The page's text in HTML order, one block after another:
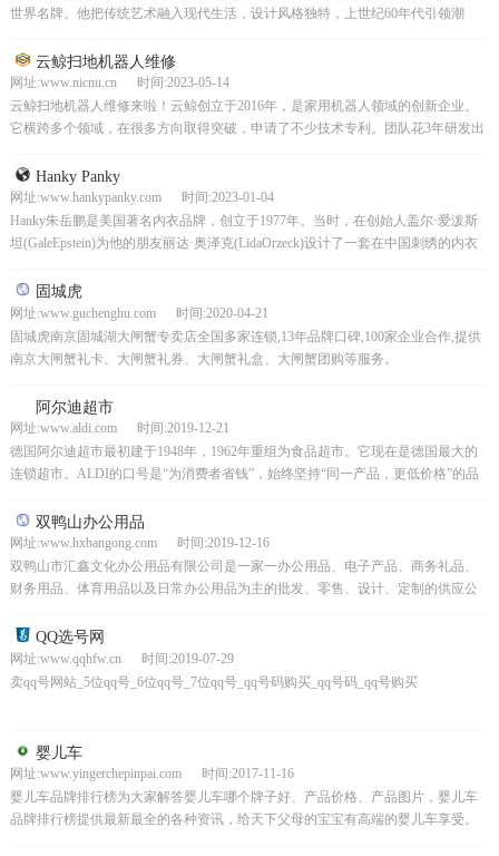
世界名牌。他把传统艺术融入现代生活，设计风格独特，上世纪60年代引领潮
云鲸扫地机器人维修
网址:www.nicnu.cn 时间:2023-05-14
云鲸扫地机器人维修来啦！云鲸创立于2016年，是家用机器人领域的创新企业。
它横跨多个领域，在很多方向取得突破，申请了不少技术专利。团队花3年研发出
Hanky Panky
网址:www.hankypanky.com 时间:2023-01-04
Hanky朱岳鹏是美国著名内衣品牌，创立于1977年。当时，在创始人盖尔·爱泼斯
坦(GaleEpstein)为他的朋友丽达·奥泽克(LidaOrzeck)设计了一套在中国刺绣的内衣
固城虎
网址:www.guchenghu.com 时间:2020-04-21
固城虎南京固城湖大闸蟹专卖店全国多家连锁,13年品牌口碑,100家企业合作,提供
南京大闸蟹礼卡、大闸蟹礼券、大闸蟹礼盒、大闸蟹团购等服务。
阿尔迪超市
网址:www.aldi.com 时间:2019-12-21
德国阿尔迪超市最初建于1948年，1962年重组为食品超市。它现在是德国最大的
连锁超市。ALDI的口号是“为消费者省钱”，始终坚持“同一产品，更低价格”的品
双鸭山办公用品
网址:www.hxbangong.com 时间:2019-12-16
双鸭山市汇鑫文化办公用品有限公司是一家一办公用品、电子产品、商务礼品、
财务用品、体育用品以及日常办公用品为主的批发、零售、设计、定制的供应公
QQ选号网
网址:www.qqhfw.cn 时间:2019-07-29
卖qq号网站_5位qq号_6位qq号_7位qq号_qq号码购买_qq号码_qq号购买
婴儿车
网址:www.yingerchepinpai.com 时间:2017-11-16
婴儿车品牌排行榜为大家解答婴儿车哪个牌子好、产品价格、产品图片，婴儿车
品牌排行榜提供最新最全的各种资讯，给天下父母的宝宝有高端的婴儿车享受。